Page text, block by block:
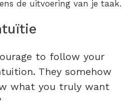
de uitvoering van je taak.
to follow your
They somehow
what you truly want